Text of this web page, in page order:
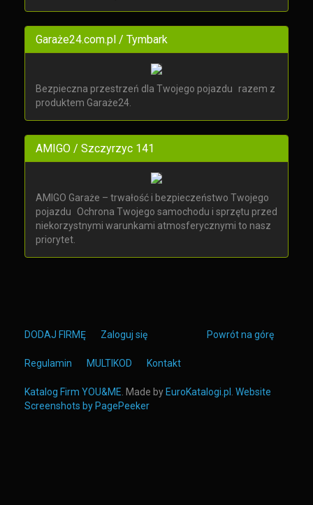
Garaże24.com.pl / Tymbark
Bezpieczna przestrzeń dla Twojego pojazdu razem z
produktem Garaże24.
AMIGO / Szczyrzyc 141
AMIGO Garaże – trwałość i bezpieczeństwo Twojego
pojazdu Ochrona Twojego samochodu i sprzętu przed
niekorzystnymi warunkami atmosferycznymi to nasz
priorytet.
Powrót na górę
DODAJ FIRMĘ Zaloguj się
Regulamin MULTIKOD Kontakt
Katalog Firm YOU&ME . Made by EuroKatalogi.pl
Website
Screenshots by PagePeeker